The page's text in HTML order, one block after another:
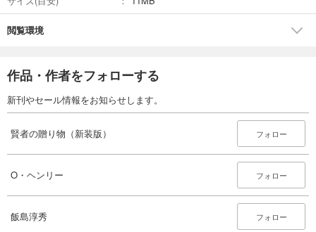
閲覧環境
作品・作者をフォローする
新刊やセール情報をお知らせします。
賢者の贈り物（新装版） フォロー
O・ヘンリー フォロー
飯島淳秀 フォロー